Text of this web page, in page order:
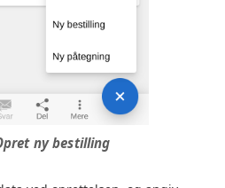
ny bestilling